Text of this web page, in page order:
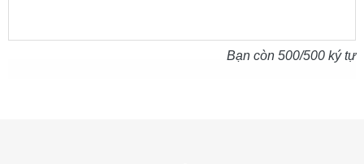
Bạn còn 500/500 ký tự